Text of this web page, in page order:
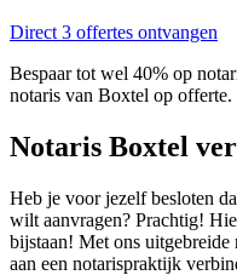
Direct 3 offertes ontvangen
Bespaar tot wel 40% op
notaris van Boxtel op
Notaris Boxtel
Heb je voor jezelf besloten
wilt aanvragen? Prachtig!
bijstaan! Met ons
aan een notarispraktijk